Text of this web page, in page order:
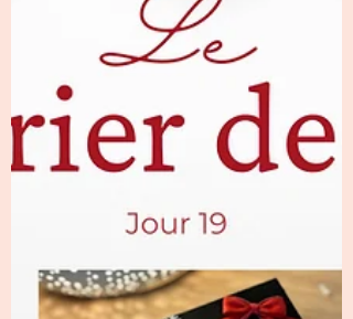
numéro 20, qui nous a fait découvrir une très
belle surprise ✨ Elle a confectionné une
boîte en forme de berlingot , originale et
joliment réalisée. Une forme que j’aime
beaucoup, à la fois pratique et esthétique,
parfaite pour accueillir de petites merveilles
🎁 À l’intérieur, Joëlle nous a vraiment gâtées
🎄Des éléments idéals pour venir embellir